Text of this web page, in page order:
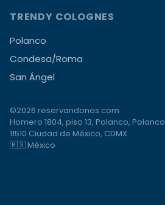
TRENDY COLOGNES
Polanco
Condesa/Roma
San Ángel
©2026 reservandonos.com
Homero 1804, piso 13, Polanco,
11510 Ciudad de México, CDMX
🇲🇽 México